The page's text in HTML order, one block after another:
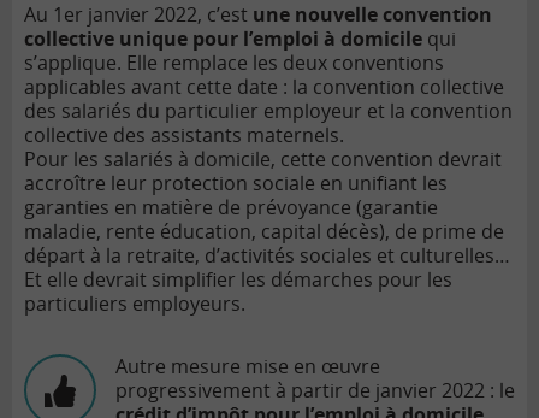
Au 1er janvier 2022, c’est une nouvelle convention
collective unique pour l’emploi à domicile qui
s’applique. Elle remplace les deux conventions
applicables avant cette date : la convention collective
des salariés du particulier employeur et la convention
collective des assistants maternels.
Pour les salariés à domicile, cette convention devrait
accroître leur protection sociale en unifiant les
garanties en matière de prévoyance (garantie
maladie, rente éducation, capital décès), de prime de
départ à la retraite, d’activités sociales et culturelles…
Et elle devrait simplifier les démarches pour les
particuliers employeurs.
Autre mesure mise en œuvre
progressivement à partir de janvier 2022 : le